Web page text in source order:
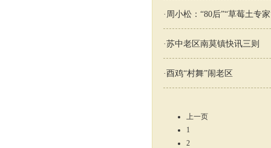
· 周小松：“80后”“草莓土专家
·苏中老区南莫镇快讯三则
· 酉鸡“村舞”闹老区
上一页
1
2